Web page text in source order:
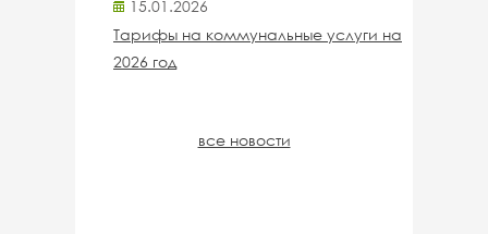
15.01.2026
Тарифы на коммунальные услуги на
2026 год
все новости